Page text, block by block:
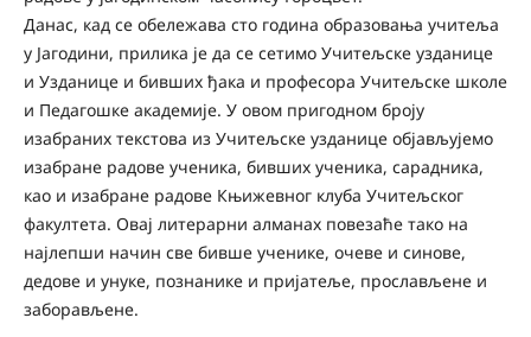
Данас, кад се обележава сто година образовања учитеља
у Јагодини, прилика је да се сетимо Учитељске узданице
и Узданице и бивших ђака и професора Учитељске школе
и Педагошке академије. У овом пригодном броју
изабраних текстова из Учитељске узданице објављујемо
изабране радове ученика, бивших ученика, сарадника,
као и изабране радове Књижевног клуба Учитељског
факултета. Овај литерарни алманах повезаће тако на
најлепши начин све бивше ученике, очеве и синове,
дедове и унуке, познанике и пријатеље, прослављене и
заборављене.